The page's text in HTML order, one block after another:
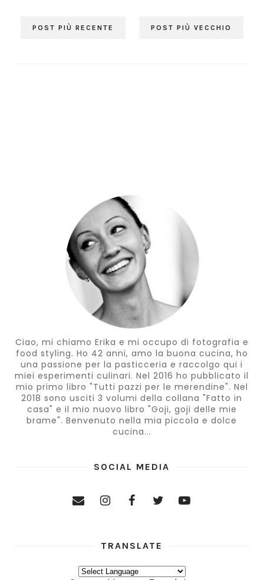
POST PIÙ RECENTE POST PIÙ VECCHIO
Ciao, mi chiamo Erika e mi occupo di fotografia e
food styling. Ho 42 anni, amo la buona cucina, ho
una passione per la pasticceria e raccolgo qui i
miei esperimenti culinari. Nel 2016 ho pubblicato il
mio primo libro "Tutti pazzi per le merendine". Nel
2018 sono usciti 3 volumi della collana "Fatto in
casa" e il mio nuovo libro "Goji, goji delle mie
brame". Benvenuto nella mia piccola e dolce
cucina...
SOCIAL MEDIA
TRANSLATE